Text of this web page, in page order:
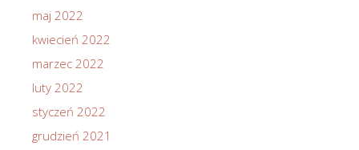
maj 2022
kwiecień 2022
marzec 2022
luty 2022
styczeń 2022
grudzień 2021